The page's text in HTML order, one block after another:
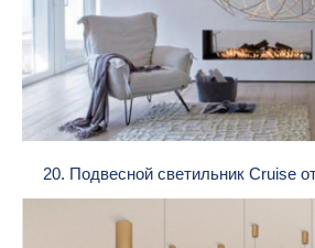
20. Подвесной светильник Cruise